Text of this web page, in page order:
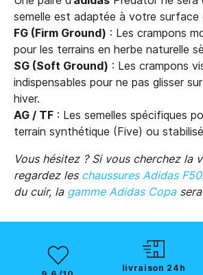
semelle est adaptée à votre surface
FG (Firm Ground) : Les crampons
pour les terrains en herbe naturelle
SG (Soft Ground) : Les crampons
indispensables pour ne pas glisser
hiver.
AG / TF : Les semelles spécifiques
terrain synthétique (Five) ou
Vous hésitez ? Si vous cherchez la
regardez les chaussures Adidas F50
du cuir, la gamme Adidas Copasera
livraison 24h